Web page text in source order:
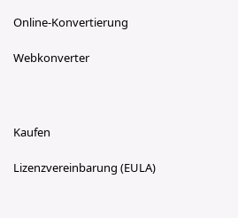
Online-Konvertierung
Webkonverter
Kaufen
Lizenzvereinbarung (EULA)